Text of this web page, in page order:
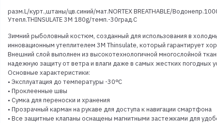
разм.L/курт.,штаны/цв.синий/мат.NORTEX BREATHABLE/
Утепл.THINSULATE 3M 180g/темп.-30град.С
Зимний рыболовный костюм, созданный для использования в
инновационным утеплителем 3M Thinsulate, который гарантирует
Внешний слой выполнен из высокотехнологичной многослойной
надежную защиту от ветра и влаги даже в самых жестких погодных
Основные характеристики:
• Эксплуатация до температуры -30ᵒC
• Проклеенные швы
• Сумка для переноски и хранения
• Прозрачный карман на рукаве для доступа к навигации смартфона
• Все защитные клапаны оснащены магнитными застежками для